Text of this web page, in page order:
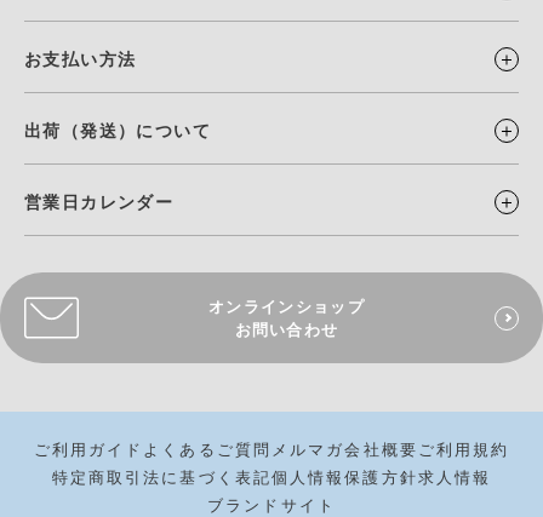
お支払い方法
出荷（発送）について
営業日カレンダー
オンラインショップ
お問い合わせ
ご利用ガイド よくあるご質問 メルマガ会社概要 ご利用規約
特定商取引法に基づく表記個人情報保護方針求人情報
ブランドサイト